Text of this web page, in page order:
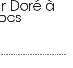
Doré à